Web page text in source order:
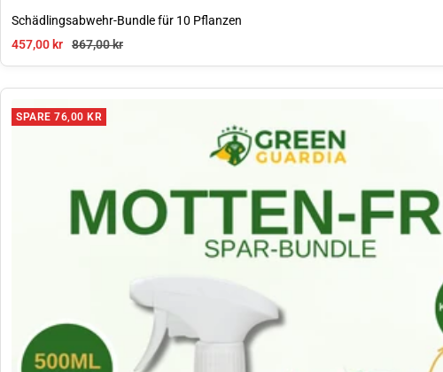
Schädlingsabwehr-Bundle für 10 Pflanzen
Angebotspreis
457,00 kr Regulärer Preis
867,00 kr
SPARE 76,00 KR